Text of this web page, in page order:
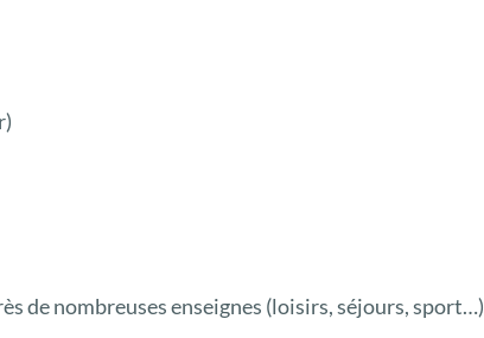
de nombreuses enseignes (loisirs, séjours, sport…)